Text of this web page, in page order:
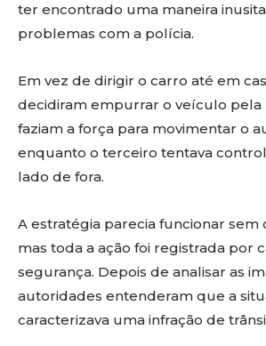
ter encontrado uma maneira
problemas com a polícia.
Em vez de dirigir o carro até em
decidiram empurrar o veículo pela
faziam a força para movimentar o
enquanto o terceiro tentava
lado de fora.
A estratégia parecia funcionar sem
mas toda a ação foi registrada por
segurança. Depois de analisar as
autoridades entenderam que a
caracterizava uma infração de